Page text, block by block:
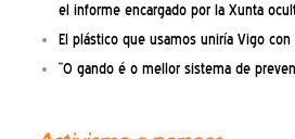
el informe encargado por la Xunta
El plástico que usamos uniría Vigo con
“O gando é o mellor sistema de